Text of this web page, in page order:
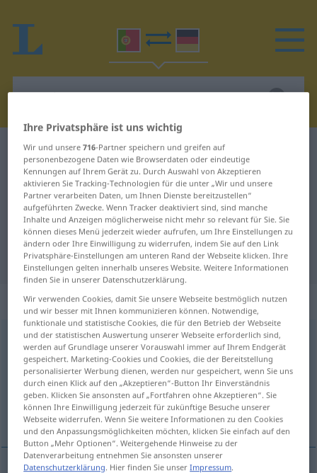
Portugiesisch-Deutsch Wörterbuch
Portugiesisch-Deutsch
Übersetzung für "omnipresente"
"omnipresente" Deutsch
Übersetzung
„omnipresente“
omnipresente [ɔmniprɨˈzẽtɨ]
Übersicht aller Übersetzungen
(Für mehr Details die Übersetzung anklicken/antippen)
allgegenwärtig
Ihre Privatsphäre ist uns wichtig
Wir und unsere716-Partner speichern und greifen auf
personenbezogene Daten wie Browserdaten oder eindeutige
Kennungen auf Ihrem Gerät zu. Durch Auswahl von Akzeptieren
aktivieren Sie Tracking-Technologien für die unter „Wir und unsere
Partner verarbeiten Daten, um Ihnen Dienste bereitzustellen“
aufgeführten Zwecke. Wenn Tracker deaktiviert sind, sind manche
Inhalte und Anzeigen möglicherweise nicht mehr so relevant für Sie. Sie
können dieses Menü jederzeit wieder aufrufen, um Ihre Einstellungen zu
ändern oder Ihre Einwilligung zu widerrufen, indem Sie auf den Link
Privatsphäre-Einstellungen am unteren Rand der Webseite klicken. Ihre
Einstellungen gelten innerhalb unseres Website. Weitere Informationen
finden Sie in unserer Datenschutzerklärung.
Wir verwenden Cookies, damit Sie unsere Webseite bestmöglich nutzen
und wir besser mit Ihnen kommunizieren können. Notwendige,
funktionale und statistische Cookies, die für den Betrieb der Webseite
und der statistischen Auswertung unserer Webseite erforderlich sind,
werden auf Grundlage unserer Vorauswahl immer auf Ihrem Endgerät
gespeichert. Marketing-Cookies und Cookies, die der Bereitstellung
personalisierter Werbung dienen, werden nur gespeichert, wenn Sie uns
durch einen Klick auf den „Akzeptieren“-Button Ihr Einverständnis
geben. Klicken Sie ansonsten auf „Fortfahren ohne Akzeptieren“. Sie
können Ihre Einwilligung jederzeit für zukünftige Besuche unserer
Webseite widerrufen. Wenn Sie weitere Informationen zu den Cookies
und den Anpassungsmöglichkeiten möchten, klicken Sie einfach auf den
Button „Mehr Optionen“. Weitergehende Hinweise zu der
Datenverarbeitung entnehmen Sie ansonsten unserer
Datenschutzerklärung. Hier finden Sie unserImpressum.